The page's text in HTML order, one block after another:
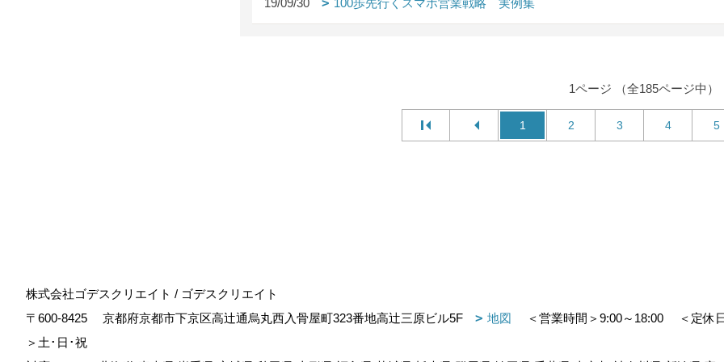
19/09/30 100歩先行くスマホ営業戦略 実例集
1ページ （全185ページ中）
1 2 3 4 5
株式会社ゴデスクリエイト / ゴデスクリエイト
〒600-8425
京都府京都市下京区高辻通烏丸西入骨屋町323番地高辻三原ビル5F 地図 ＜営業時間＞9:00～18:00
＜定休
＞土･日･祝